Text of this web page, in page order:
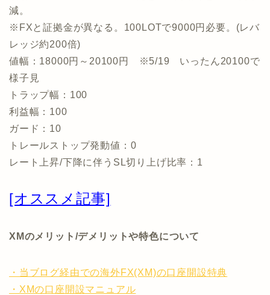
減。
※FXと証拠金が異なる。100LOTで9000円必要。(レバ
レッジ約200倍)
値幅：18000円～20100円 ※5/19 いったん20100で
様子見
トラップ幅：100
利益幅：100
ガード：10
トレールストップ発動値：0
レート上昇/下降に伴うSL切り上げ比率：1
[オススメ記事]
XMのメリット/デメリットや特色について
・当ブログ経由での海外FX(XM)の口座開設特典
・XMの口座開設マニュアル